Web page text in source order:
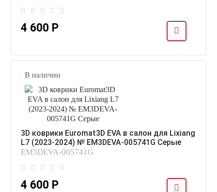
4 600 Р
В наличии
3D коврики Euromat3D EVA в салон для Lixiang
L7 (2023-2024) № EM3DEVA-005741G Серые
EM3DEVA-005741G
4 600 Р